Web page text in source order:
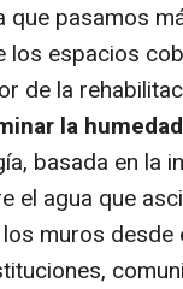
que pasamos
los espacios
de la
la
basada en la
el agua que
muros